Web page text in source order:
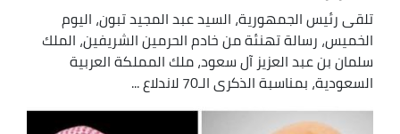
تلقى رئيس الجمهورية، السيد عبد المجيد تبون، اليوم
الخميس، رسالة تهنئة من خادم الحرمين الشريفين، الملك
سلمان بن عبد العزيز آل سعود، ملك المملكة العربية
السعودية، بمناسبة الذكرى الـ70 لاندلاع ...